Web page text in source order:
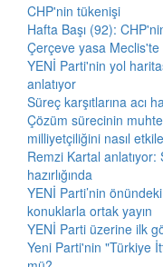
CHP'nin tükenişi
Hafta Başı (92):
Çerçeve yasa Meclis'te
YENİ Parti'nin yol
anlatıyor
Süreç karşıtlarına acı
Çözüm sürecinin
milliyetçiliğini nasıl
Remzi Kartal
hazırlığında
YENİ Parti’nin
konuklarla ortak yayın
YENİ Parti üzerine ilk
Yeni Parti'nin "Türkiye